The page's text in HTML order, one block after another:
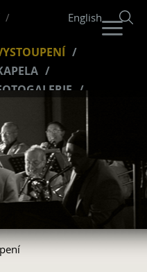
English
VIDEO
FANKLUB